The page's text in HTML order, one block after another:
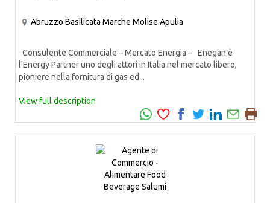
Abruzzo Basilicata Marche Molise Apulia
Consulente Commerciale – Mercato Energia – Enegan è
l'Energy Partner uno degli attori in Italia nel mercato libero,
pioniere nella fornitura di gas ed...
View full description